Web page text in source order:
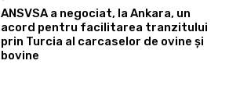
ANSVSA a negociat, la Ankara, un
acord pentru facilitarea tranzitului
prin Turcia al carcaselor de ovine și
bovine